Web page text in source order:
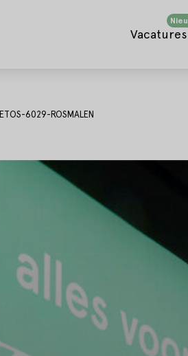
Vacatures
ETOS-6029-ROSMALEN